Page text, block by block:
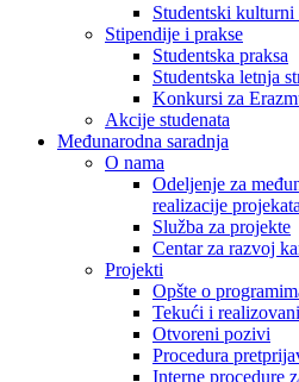
Studentski kulturni
Stipendije i prakse
Studentska praksa
Studentska letnja
Konkursi za
Akcije studenata
Međunarodna saradnja
O nama
Odeljenje za
realizacije projekata
Služba za projekte
Centar za razvoj
Projekti
Opšte o
Tekući i
Otvoreni pozivi
Procedura
Interne procedure